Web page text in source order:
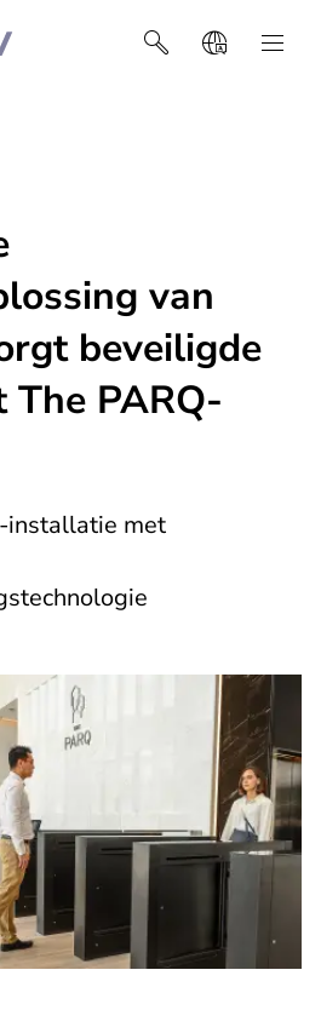
Keenfinity Group I België
van
beveiligde
PARQ-
installatie met